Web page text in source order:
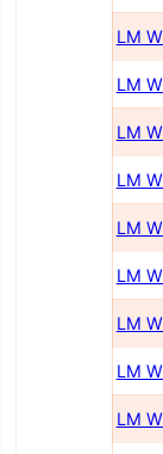
LM
LM
LM
LM
LM
LM
LM
LM
LM